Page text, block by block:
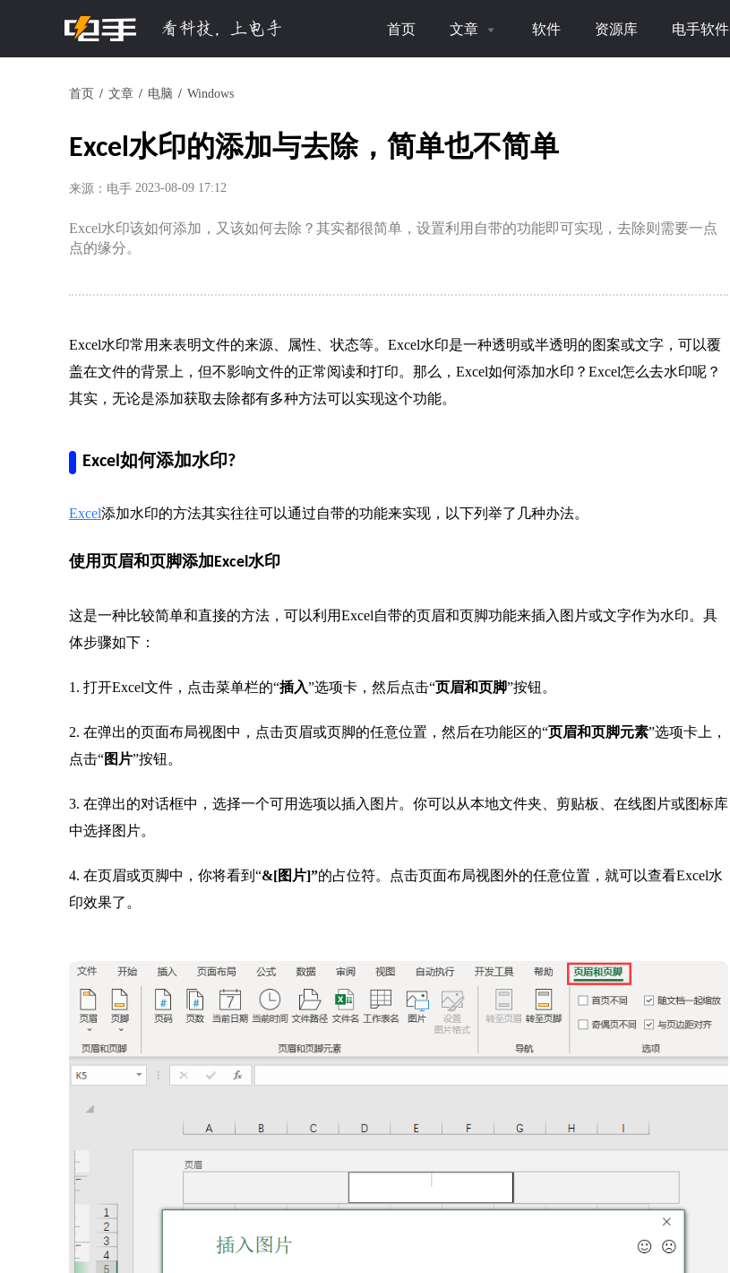
首页 文章 软件 资源库 电手软件
首页 文章 电脑 Windows
Excel水印的添加与去除，简单也不简单
来源：电手 2023-08-09 17:12
Excel水印该如何添加，又该如何去除？其实都很简单，设置利用自带的功能即可实现，去除则需要一点
点的缘分。
Excel水印常用来表明文件的来源、属性、状态等。Excel水印是一种透明或半透明的图案或文字，可以覆
盖在文件的背景上，但不影响文件的正常阅读和打印。那么，Excel如何添加水印？Excel怎么去水印呢？
其实，无论是添加获取去除都有多种方法可以实现这个功能。
Excel如何添加水印?
Excel添加水印的方法其实往往可以通过自带的功能来实现，以下列举了几种办法。
使用页眉和页脚添加Excel水印
这是一种比较简单和直接的方法，可以利用Excel自带的页眉和页脚功能来插入图片或文字作为水印。具
体步骤如下：
1. 打开Excel文件，点击菜单栏的“插入”选项卡，然后点击“页眉和页脚”按钮。
2. 在弹出的页面布局视图中，点击页眉或页脚的任意位置，然后在功能区的“页眉和页脚元素”选项卡上，
点击“图片”按钮。
3. 在弹出的对话框中，选择一个可用选项以插入图片。你可以从本地文件夹、剪贴板、在线图片或图标库
中选择图片。
4. 在页眉或页脚中，你将看到“&[图 片]”的占位符。点击页面布局视图外的任意位置，就可以查看Excel水
印效果了。